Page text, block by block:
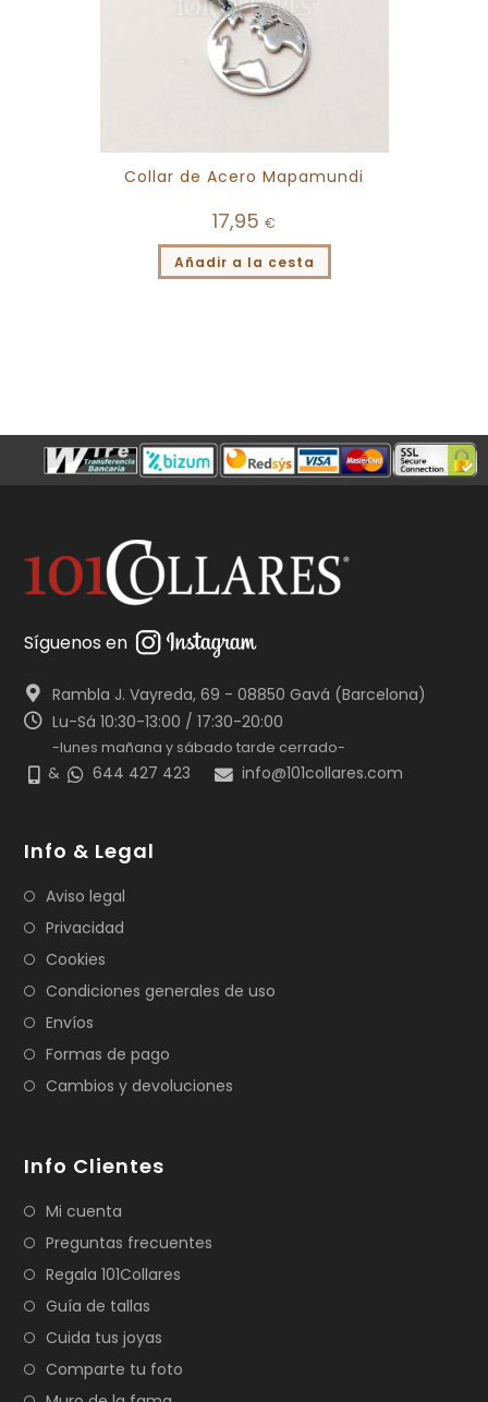
Collar de Acero Mapamundi
17,95 €
Añadir a la cesta
Síguenos en
Rambla J. Vayreda, 69 - 08850 Gavá (Barcelona)
Lu-Sá 10:30-13:00 / 17:30-20:00
-lunes mañana y sábado tarde cerrado-
& 644 427 423 info@101collares.com
Info & Legal
Aviso legal
Privacidad
Cookies
Condiciones generales de uso
Envíos
Formas de pago
Cambios y devoluciones
Info Clientes
Mi cuenta
Preguntas frecuentes
Regala 101Collares
Guía de tallas
Cuida tus joyas
Comparte tu foto